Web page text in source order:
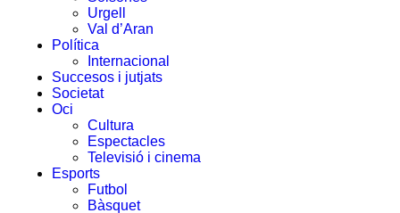
Urgell
Val d’Aran
Política
Internacional
Succesos i jutjats
Societat
Oci
Cultura
Espectacles
Televisió i cinema
Esports
Futbol
Bàsquet